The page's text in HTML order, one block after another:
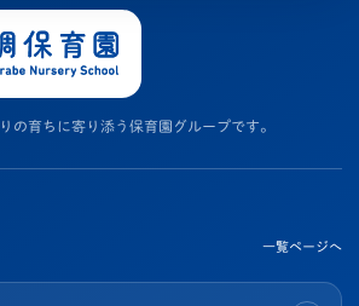
の育ちに寄り添う保育園グループです。
一覧ページへ